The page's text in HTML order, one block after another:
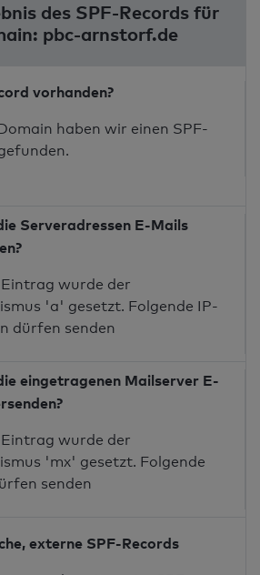
des SPF-Records für
pbc-arnstorf.de
vorhanden?
haben wir einen SPF-
Serveradressen E-Mails
wurde der
'a' gesetzt. Folgende IP-
dürfen senden
eingetragenen Mailserver E-
wurde der
'mx' gesetzt. Folgende
senden
externe SPF-Records